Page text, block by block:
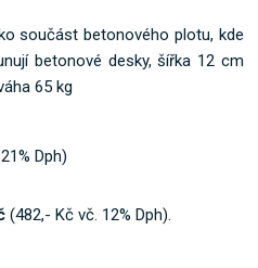
součást betonového plotu, kde
betonové desky, šířka 12 cm
65 kg
Dph)
(482,- Kč vč. 12% Dph).